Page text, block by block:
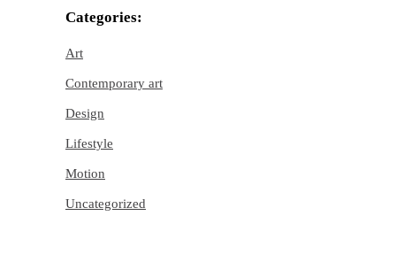
Categories:
Art
Contemporary art
Design
Lifestyle
Motion
Uncategorized